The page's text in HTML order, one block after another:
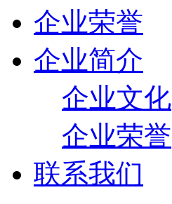
企业荣誉
企业简介
企业文化
企业荣誉
联系我们